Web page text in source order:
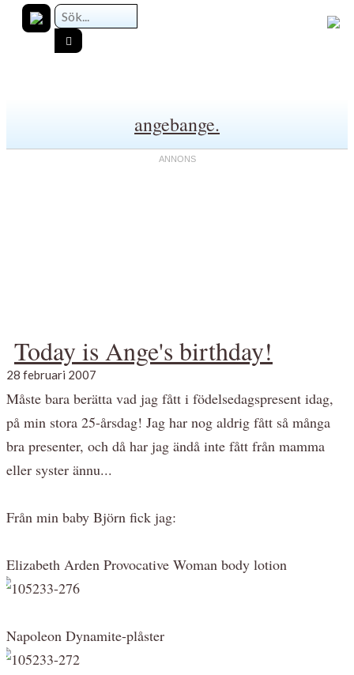
angebange.
Today is Ange's birthday!
28 februari 2007
Måste bara berätta vad jag fått i födelsedagspresent idag,
på min stora 25-årsdag! Jag har nog aldrig fått så många
bra presenter, och då har jag ändå inte fått från mamma
eller syster ännu...
Från min baby Björn fick jag:
Elizabeth Arden Provocative Woman body lotion
Napoleon Dynamite-plåster